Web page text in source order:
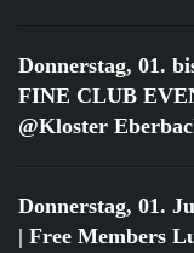
Donnerstag, 01.
FINE CLUB
@Kloster
Donnerstag, 01.
| Free Members